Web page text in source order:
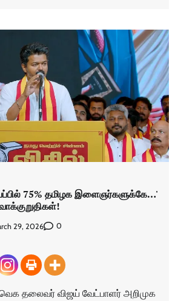
75% தமிழக இளைஞர்களுக்கே…'
29, 2026 0
தலைவர் விஜய் வேட்பாளர் அறிமுக